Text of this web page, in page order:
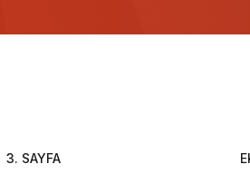
3. SAYFA